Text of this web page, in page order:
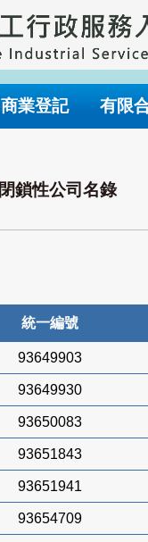
商業登記 有限
閉鎖性公司名錄
統一編號
93649903
93649930
93650083
93651843
93651941
93654709